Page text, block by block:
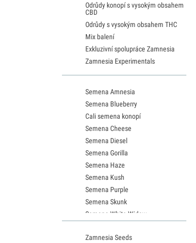
Odrůdy konopí s vysokým obsahem
CBD
Odrůdy s vysokým obsahem THC
Mix balení
Exkluzivní spolupráce Zamnesia
Zamnesia Experimentals
Semena Amnesia
Semena Blueberry
Cali semena konopí
Semena Cheese
Semena Diesel
Semena Gorilla
Semena Haze
Semena Kush
Semena Purple
Semena Skunk
Semena White Widow
Semena Granddaddy Purple
Zamnesia Seeds